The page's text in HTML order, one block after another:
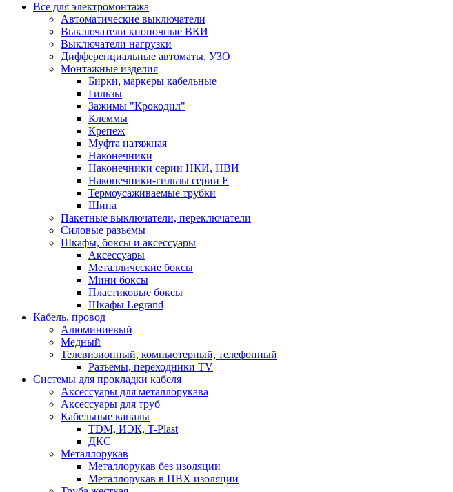
Все для электромонтажа
Автоматические выключатели
Выключатели кнопочные ВКИ
Выключатели нагрузки
Дифференциальные автоматы, УЗО
Монтажные изделия
Бирки, маркеры кабельные
Гильзы
Зажимы "Крокодил"
Клеммы
Крепеж
Муфта натяжная
Наконечники
Наконечники серии НКИ, НВИ
Наконечники-гильзы серии Е
Термоусаживаемые трубки
Шина
Пакетные выключатели, переключатели
Силовые разъемы
Шкафы, боксы и аксессуары
Аксессуары
Металлические боксы
Мини боксы
Пластиковые боксы
Шкафы Legrand
Кабель, провод
Алюминиевый
Медный
Телевизионный, компьютерный, телефонный
Разъемы, переходники TV
Системы для прокладки кабеля
Аксессуары для металлорукава
Аксессуары для труб
Кабельные каналы
TDM, ИЭК, T-Plast
ДКС
Металлорукав
Металлорукав без изоляции
Металлорукав в ПВХ изоляции